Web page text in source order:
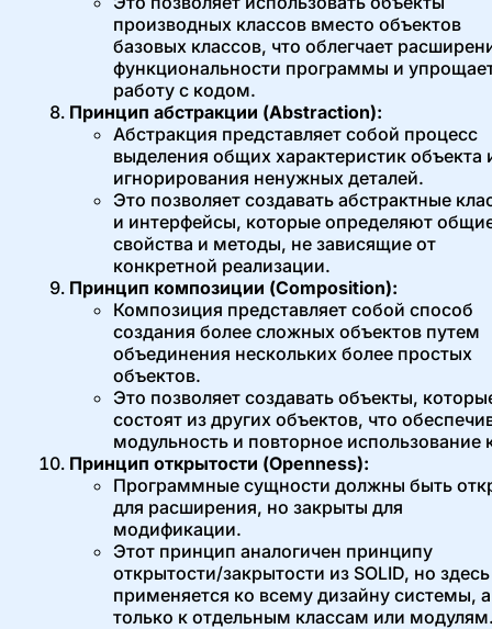
производных классов вместо объектов
базовых классов, что облегчает
функциональности программы и
работу с кодом.
Принцип абстракции (Abstraction):
Абстракция представляет собой процесс
выделения общих характеристик объекта
игнорирования ненужных деталей.
Это позволяет создавать абстрактные
и интерфейсы, которые определяют
свойства и методы, не зависящие от
конкретной реализации.
Принцип композиции (Composition):
Композиция представляет собой способ
создания более сложных объектов путем
объединения нескольких более простых
объектов.
Это позволяет создавать объекты,
состоят из других объектов, что
модульность и повторное использование
Принцип открытости (Openness):
Программные сущности должны быть
для расширения, но закрыты для
модификации.
Этот принцип аналогичен принципу
открытости/закрытости из SOLID, но
применяется ко всему дизайну системы,
только к отдельным классам или